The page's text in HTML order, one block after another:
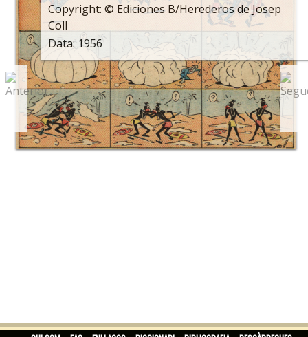
Copyright: © Ediciones B/Herederos de Josep
Coll
Data: 1956